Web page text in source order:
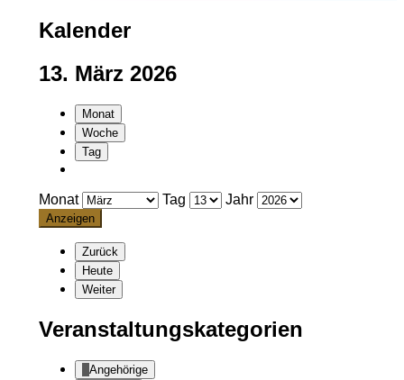
Kalender
13. März 2026
Monat
Woche
Tag
Monat Tag Jahr
Zurück
Heute
Weiter
Veranstaltungskategorien
Angehörige